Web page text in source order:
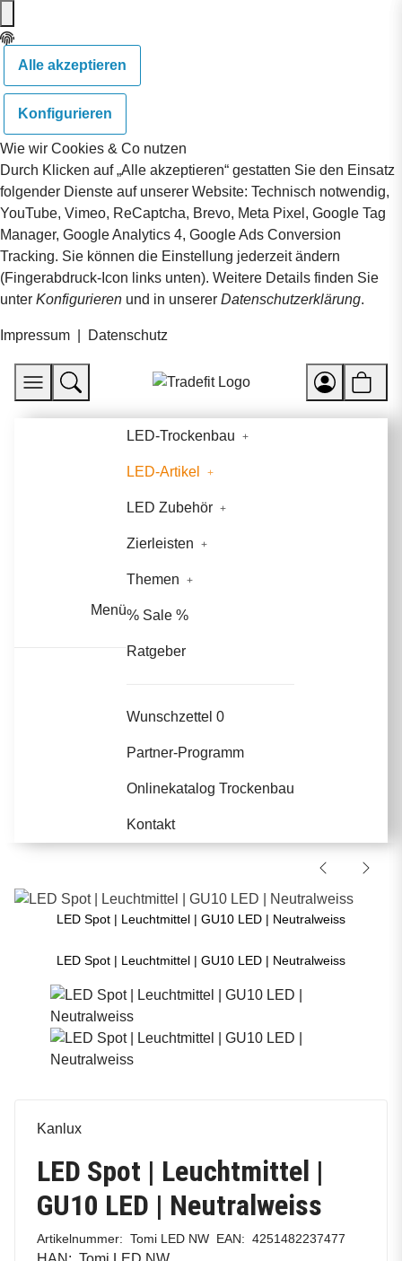
Alle akzeptieren
Konfigurieren
Wie wir Cookies & Co nutzen
Durch Klicken auf „Alle akzeptieren“ gestatten Sie den Einsatz
folgender Dienste auf unserer Website: Technisch notwendig,
YouTube, Vimeo, ReCaptcha, Brevo, Meta Pixel, Google Tag
Manager, Google Analytics 4, Google Ads Conversion
Tracking. Sie können die Einstellung jederzeit ändern
(Fingerabdruck-Icon links unten). Weitere Details finden Sie
unter Konfigurieren und in unserer Datenschutzerklärung.
Impressum Datenschutz
Menü
LED-Trockenbau
LED-Artikel
LED Zubehör
Zierleisten
Themen
% Sale %
Ratgeber
Wunschzettel 0
Partner-Programm
Onlinekatalog Trockenbau
Kontakt
Kanlux
LED Spot | Leuchtmittel |
GU10 LED | Neutralweiss
Artikelnummer: Tomi LED NW EAN: 4251482237477
LED Spot | Leuchtmittel | GU10 LED | Neutralweiss
LED Spot | Leuchtmittel | GU10 LED | Neutralweiss